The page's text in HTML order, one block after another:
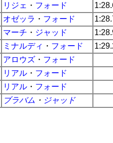
リジェ ・ フォード
オゼッラ ・ フォード
マーチ ・ ジャッド
ミナルディ ・ フォード
アロウズ ・ フォード
リアル ・ フォード
リアル ・ フォード
ブラバム ・ ジャッド